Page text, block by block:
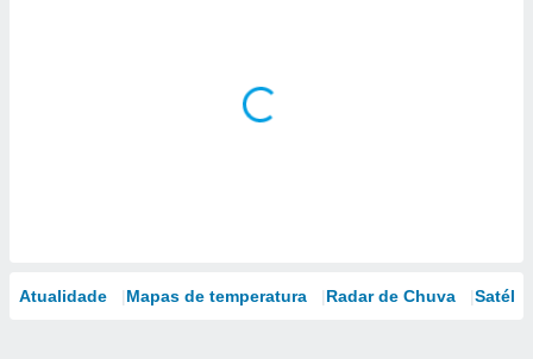
Atualidade Mapas de temperatura Radar de Chuva